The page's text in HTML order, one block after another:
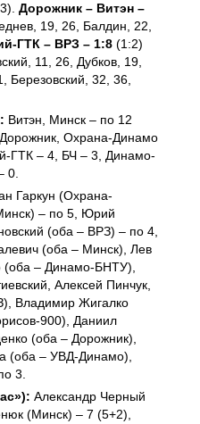
Дорожник – Витэн –
19, 26, Балдин, 22,
ГТК – ВРЗ – 1:8 (1:2)
11, 26, Дубков, 19,
32, 36,
Витэн, Минск – по 12
Охрана-Динамо
ГТК – 4, БЧ – 3, Динамо-
0.
Гаркун (Охрана-
– по 5, Юрий
(оба – ВРЗ) – по 4,
(оба – Минск), Лев
(оба – Динамо-БНТУ),
Алексей Пинчук,
Владимир Жигалко
900), Даниил
(оба – Дорожник),
(оба – УВД-Динамо),
3.
Александр Черный
(Минск) – 7 (5+2),